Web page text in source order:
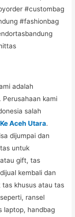
adalah
kami
salah
Aceh Utara.
dijumpai dan
untuk
gift, tas
kembali dan
tas khusus atau tas
ransel
laptop, handbag